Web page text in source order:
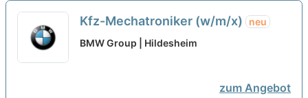
Kfz-Mechatroniker (w/m/x)
neu
BMW Group | Hildesheim
zum Angebot